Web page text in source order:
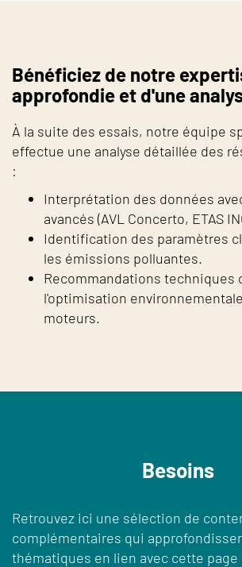
Bénéficiez de notre
approfondie et d'une
À la suite des essais, notre équipe
effectue une analyse détaillée des
:
Interprétation des données
avancés (AVL Concerto, ETAS
Identification des paramètres
les émissions polluantes.
Recommandations techniques
l'optimisation
moteurs.
Besoins
Retrouvez ici une sélection de
complémentaires qui
thématiques en lien avec cette